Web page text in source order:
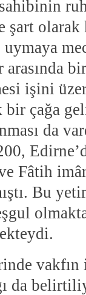
sahibinin
şart
arasında
işini
bir çağa
da
Fâtih
Bu
da